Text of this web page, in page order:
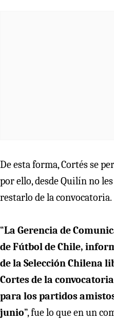
De esta forma, Cortés se
por ello, desde Quilín no
restarlo de la convocatoria.
“La Gerencia de
de Fútbol de Chile,
de la Selección Chilena
Cortes de la
para los partidos
junio”, fue lo que en un